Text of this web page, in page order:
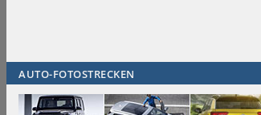
AUTO-FOTOSTRECKEN